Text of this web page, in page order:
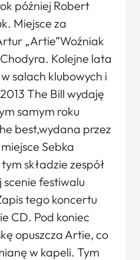
później Robert
Miejsce za
„Artie”Woźniak
Kolejne lata
salach klubowych i
The Bill wydaję
samym roku
best,wydana przez
Sebka
składzie zespół
festiwalu
tego koncertu
CD. Pod koniec
opuszcza Artie, co
w kapeli. Tym